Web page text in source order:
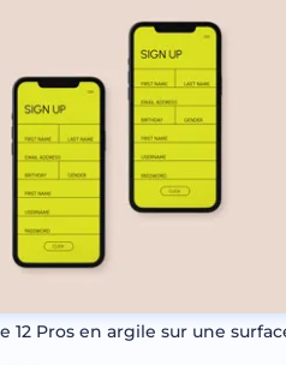
12 Pros en argile sur une